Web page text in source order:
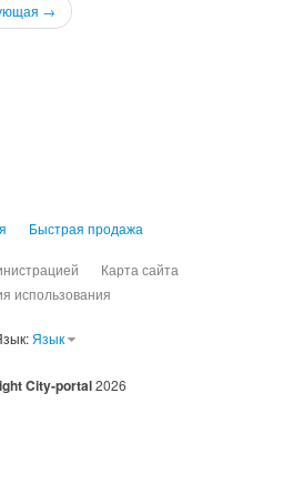
→
Быстрая продажа
Карта сайта
использования
Язык
City-portal2026